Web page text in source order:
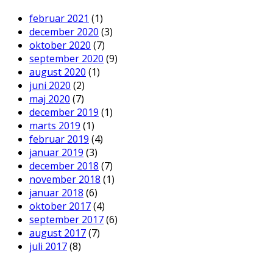
februar 2021 (1)
december 2020 (3)
oktober 2020 (7)
september 2020 (9)
august 2020 (1)
juni 2020 (2)
maj 2020 (7)
december 2019 (1)
marts 2019 (1)
februar 2019 (4)
januar 2019 (3)
december 2018 (7)
november 2018 (1)
januar 2018 (6)
oktober 2017(4)
september 2017(6)
august 2017(7)
juli 2017(8)